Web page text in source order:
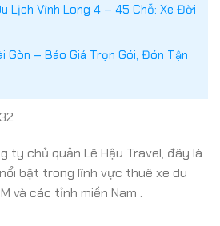
Lịch Vĩnh Long 4 – 45 Chỗ: Xe Đời
Gòn – Báo Giá Trọn Gói, Đón Tận
ty chủ quản Lê Hậu Travel, đây là
bật trong lĩnh vực thuê xe du
và các tỉnh miền Nam .